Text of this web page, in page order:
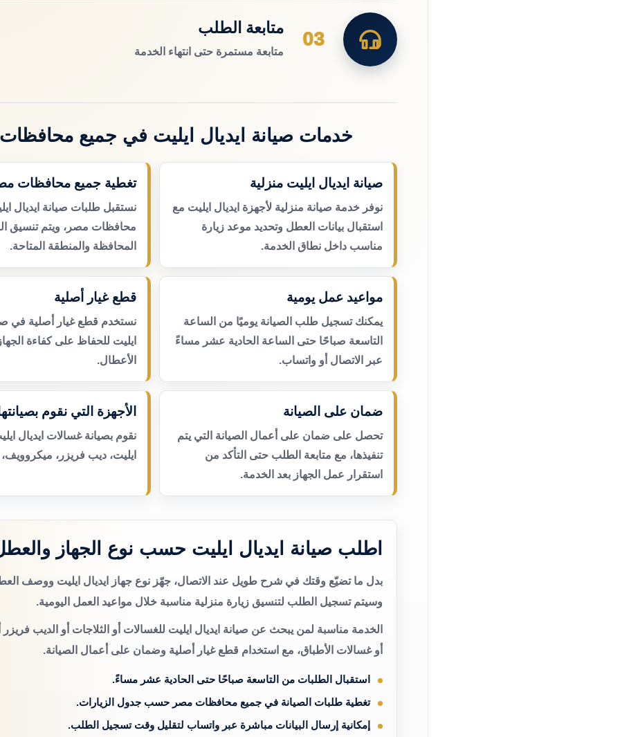
03
متابعة الطلب
متابعة مستمرة حتى انتهاء الخدمة
خدمات صيانة ايديال ايليت في جميع
صيانة ايديال ايليت منزلية
نوفر خدمة صيانة منزلية لأجهزة ايديال ايليت مع
استقبال بيانات العطل وتحديد موعد زيارة
مناسب داخل نطاق الخدمة.
تغطية جميع محافظات
نستقبل طلبات صيانة ايديال
محافظات مصر، ويتم تنسيق
المحافظة والمنطقة المتاحة.
مواعيد عمل يومية
يمكنك تسجيل طلب الصيانة يوميًا من الساعة
التاسعة صباحًا حتى الساعة الحادية عشر مساءً
عبر الاتصال أو واتساب.
قطع غيار أصلية
نستخدم قطع غيار أصلية في
ايليت للحفاظ على كفاءة
الأعطال.
ضمان على الصيانة
تحصل على ضمان على أعمال الصيانة التي يتم
تنفيذها، مع متابعة الطلب حتى التأكد من
استقرار عمل الجهاز بعد الخدمة.
الأجهزة التي نقوم
نقوم بصيانة غسالات ايديال
ايليت، ديب فريزر،
اطلب صيانة ايديال ايليت حسب نوع الجهاز
بدل ما تضيّع وقتك في شرح طويل عند الاتصال، جهّز نوع جهاز ايديال ايليت ووصف
وسيتم تسجيل الطلب لتنسيق زيارة منزلية مناسبة خلال مواعيد العمل اليومية.
الخدمة مناسبة لمن يبحث عن صيانة ايديال ايليت للغسالات أو الثلاجات أو الديب
أو غسالات الأطباق، مع استخدام قطع غيار أصلية وضمان على أعمال الصيانة.
استقبال الطلبات من التاسعة صباحًا حتى الحادية عشر مساءً.
تغطية طلبات الصيانة في جميع محافظات مصر حسب جدول الزيارات.
إمكانية إرسال البيانات مباشرة عبر واتساب لتقليل وقت تسجيل الطلب.